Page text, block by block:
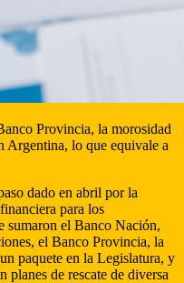
Provincia, la morosidad
Argentina, lo que equivale a
dado en abril por la
para los
sumaron el Banco Nación,
el Banco Provincia, la
paquete en la Legislatura, y
planes de rescate de diversa